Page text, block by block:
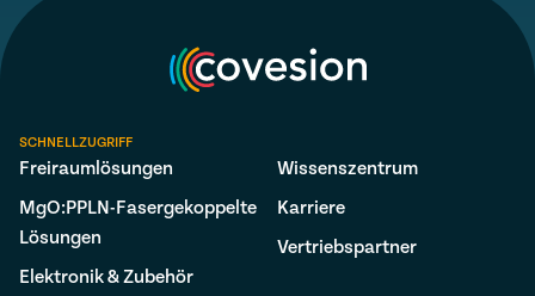
SCHNELLZUGRIFF
Freiraumlösungen
MgO:PPLN-Fasergekoppelte
Lösungen
Elektronik & Zubehör
Wissenszentrum
Karriere
Vertriebspartner